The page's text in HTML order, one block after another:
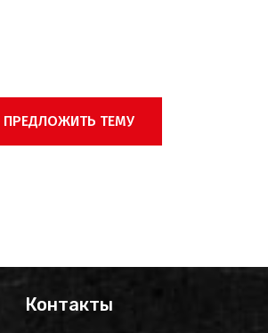
ПРЕДЛОЖИТЬ ТЕМУ
Контакты